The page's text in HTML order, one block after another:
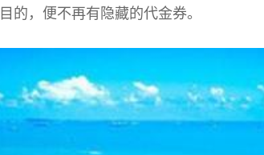
的，便不再有隐藏的代金券。